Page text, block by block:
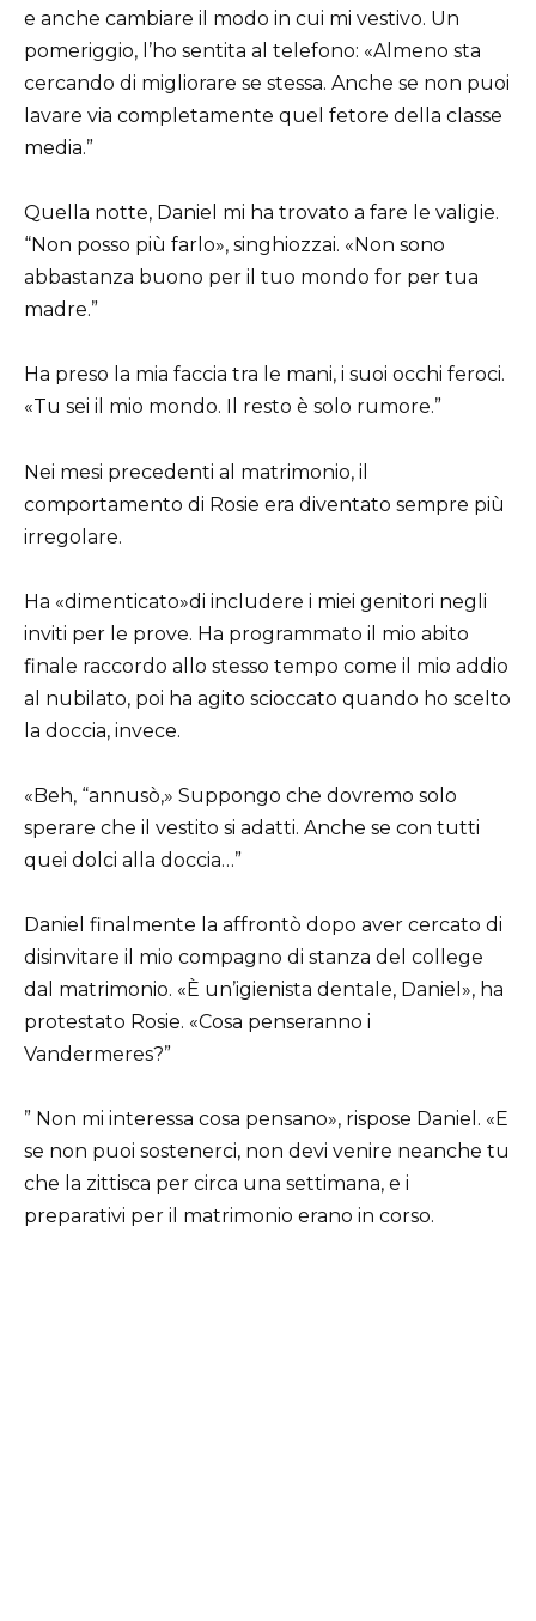
e anche cambiare il modo in cui mi vestivo. Un
pomeriggio, l’ho sentita al telefono: «Almeno sta
cercando di migliorare se stessa. Anche se non puoi
lavare via completamente quel fetore della classe
media.”
Quella notte, Daniel mi ha trovato a fare le valigie.
“Non posso più farlo», singhiozzai. «Non sono
abbastanza buono per il tuo mondo for per tua
madre.”
Ha preso la mia faccia tra le mani, i suoi occhi feroci.
«Tu sei il mio mondo. Il resto è solo rumore.”
Nei mesi precedenti al matrimonio, il
comportamento di Rosie era diventato sempre più
irregolare.
Ha «dimenticato»di includere i miei genitori negli
inviti per le prove. Ha programmato il mio abito
finale raccordo allo stesso tempo come il mio addio
al nubilato, poi ha agito scioccato quando ho scelto
la doccia, invece.
«Beh, “annusò,» Suppongo che dovremo solo
sperare che il vestito si adatti. Anche se con tutti
quei dolci alla doccia…”
Daniel finalmente la affrontò dopo aver cercato di
disinvitare il mio compagno di stanza del college
dal matrimonio. «È un’igienista dentale, Daniel», ha
protestato Rosie. «Cosa penseranno i
Vandermeres?”
” Non mi interessa cosa pensano», rispose Daniel. «E
se non puoi sostenerci, non devi venire neanche tu
che la zittisca per circa una settimana, e i
preparativi per il matrimonio erano in corso.